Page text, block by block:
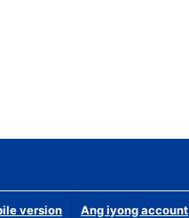
version Ang iyong account